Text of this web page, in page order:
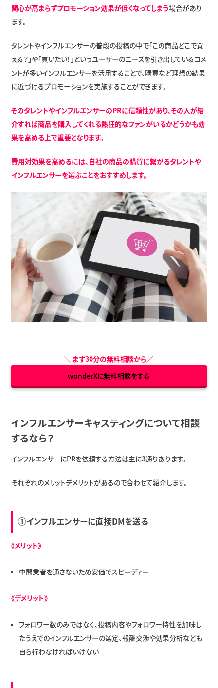
関心が高まらずプロモーション効果が低くなってしまう場合があり
ます。
タレントやインフルエンサーの普段の投稿の中で「この商品どこで買
える？」や「買いたい！」というユーザーのニーズを引き出しているコメ
ントが多いインフルエンサーを活用することで、購買など理想の結果
に近づけるプロモーションを実施することができます。
そのタレントやインフルエンサーのPRに信頼性があり、その人が紹
介すれば商品を購入してくれる熱狂的なファンがいるかどうかも効
果を高める上で重要となります。
費用対効果を高めるには、自社の商品の購買に繋がるタレントや
インフルエンサーを選ぶことをおすすめします。
＼ まず30分の無料相談から／
wonderXに無料相談をする
インフルエンサーキャスティングについて相談
するなら？
インフルエンサーにPRを依頼する方法は主に3通りあります。
それぞれのメリットデメリットがあるので合わせて紹介します。
①インフルエンサーに直接DMを送る
《メリット》
中間業者を通さないため安価でスピーディー
《デメリット》
フォロワー数のみではなく、投稿内容やフォロワー特性を加味し
たうえでのインフルエンサーの選定、報酬交渉や効果分析なども
自ら行わなければいけない